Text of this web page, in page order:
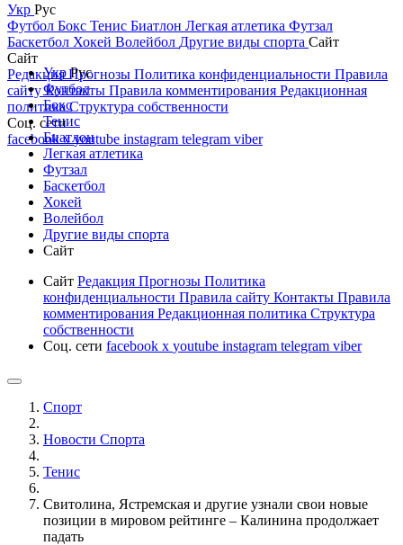
Укр Рус
Футбол Бокс Тенис Биатлон Легкая атлетика Футзал
Баскетбол Хокей Волейбол Другие виды спорта Сайт
Сайт
РедакцияПрогнозы Политика конфиденциальности Правила
сайтуКонтакты Правила комментирования Редакционная
политикаСтруктура собственности
Соц. сети
facebookxyoutube instagram telegram viber
УкрРус
Футбол
Бокс
Тенис
Биатлон
Легкая атлетика
Футзал
Баскетбол
Хокей
Волейбол
Другие виды спорта
Сайт
Сайт Редакция Прогнозы Политика
конфиденциальности Правила сайту Контакты Правила
комментирования Редакционная политика Структура
собственности
Соц. сети facebook x youtube instagram telegram viber
Спорт
Новости Cпорта
Тенис
Свитолина, Ястремская и другие узнали свои новые
позиции в мировом рейтинге – Калинина продолжает
падать